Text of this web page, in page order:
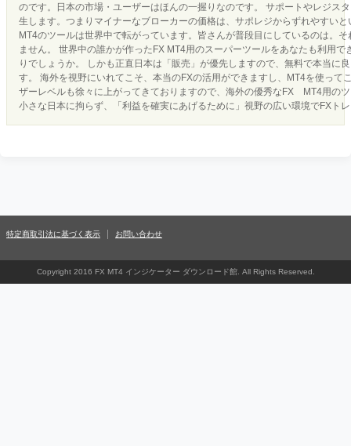
のです。日本の市場・ユーザーはほんの一握りなのです。 サポートやレジス
生します。つまりマイナーなブローカーの価格は、サポレジからずれやすい
MT4のツールは世界中で転がっています。皆さんが普段目にしているのは。
ません。 世界中の誰かが作ったFX MT4用のスーパーツールをあなたも利用
りでしょうか。 しかも正直日本は「販売」が優先しますので、無料で本当に
す。 海外を視野にいれてこそ、本当のFXの活用ができますし、MT4を使って
ザーレベルも徐々に上がってきておりますので、海外の優秀なFX MT4用の
小さな日本に拘らず、「利益を確実にあげるために」視野の広い環境でFXト
特定商取引法に基づく表示 お問い合わせ
Copyright 2016 FX MT4 インジケーター ダウンロード館. All Rights Reserved.